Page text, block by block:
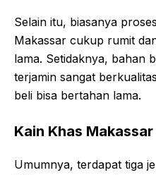
Selain itu, biasanya
Makassar cukup rumit
lama. Setidaknya, bahan
terjamin sangat
beli bisa bertahan lama.
Kain Khas Makassar
Umumnya, terdapat tiga